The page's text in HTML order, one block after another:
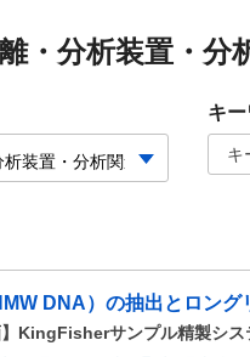
・分析装置・分
キ
DNA）の抽出とロング
】KingFisherサンプル精製シス